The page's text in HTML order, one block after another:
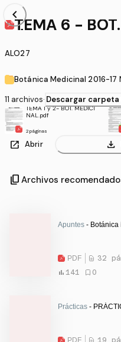
chevron_left
TEMA 6 -
df
ALO27
11 archivos· Descargar carpeta
TEMA 1 y 2- BOT. MEDICI
NAL.pdf
2 páginas
open_in_new Abrir download
content_copy Archivos
Apuntes - Botánica
PDF
32
141
0
Prácticas -
PDF
19